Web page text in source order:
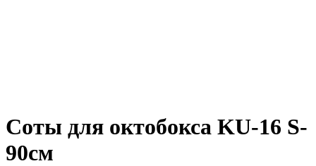
Соты для октобокса KU-16 S-
90см